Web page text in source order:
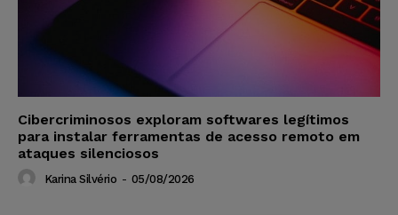
Cibercriminosos exploram softwares legítimos
para instalar ferramentas de acesso remoto em
ataques silenciosos
Karina Silvério - 05/08/2026